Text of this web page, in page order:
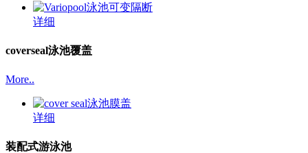
详细
coverseal泳池覆盖
More..
详细
装配式游泳池